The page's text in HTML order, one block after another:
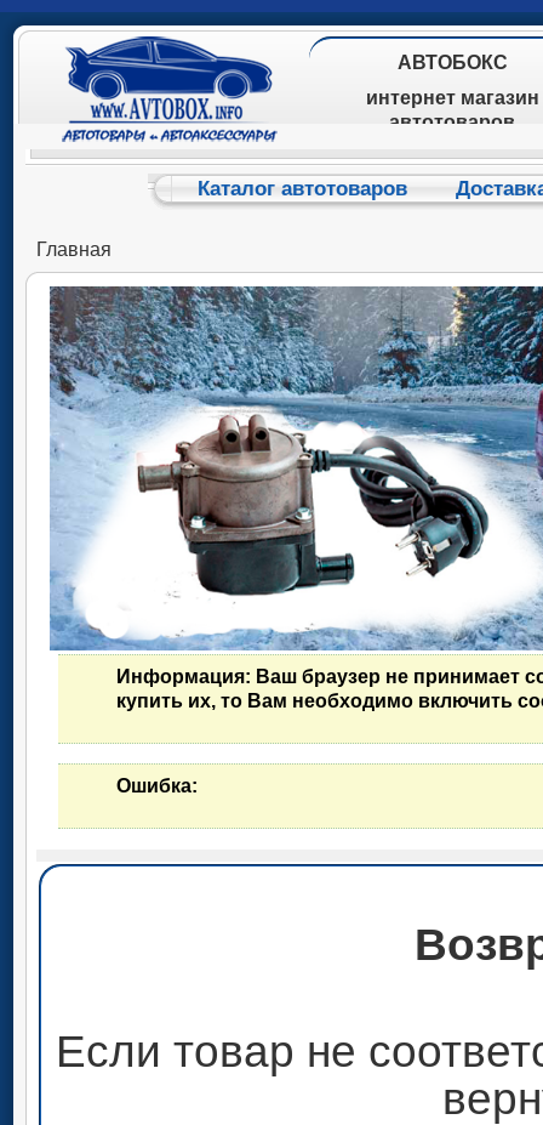
АВТОБОКС
интернет магазин
автотоваров
Каталог автотоваров
Главная
Информация: Ваш браузер не принимает
купить их, то Вам необходимо включить
Ошибка:
Если товар не